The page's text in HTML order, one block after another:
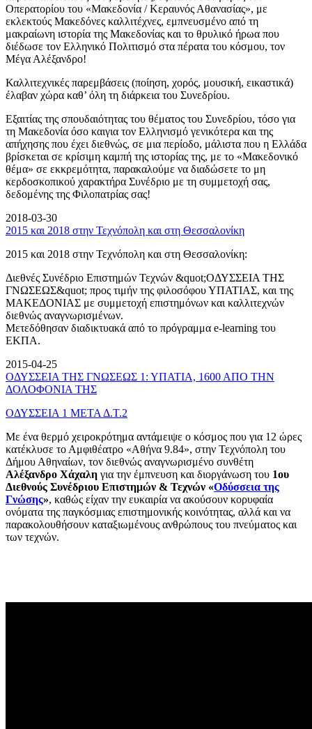
Οπερατορίου του «Μακεδονία / Κεραυνός Αθανασίας», με
εκλεκτούς Μακεδόνες καλλιτέχνες, εμπνευσμένο από τη
μακραίωνη ιστορία της Μακεδονίας και το θρυλικό ήρωα που
διέδωσε τον Ελληνικό Πολιτισμό στα πέρατα του κόσμου, τον
Μέγα Αλέξανδρο!
Καλλιτεχνικές παρεμβάσεις (ποίηση, χορός, μουσική, εικαστικά)
έλαβαν χώρα καθ’ όλη τη διάρκεια του Συνεδρίου.
Εξαιτίας της σπουδαιότητας του θέματος του Συνεδρίου, τόσο για
τη Μακεδονία όσο καιγια τον Ελληνισμό γενικότερα και της
απήχησης που έχει διεθνώς, σε μια περίοδο, μάλιστα που η Ελλάδα
βρίσκεται σε κρίσιμη καμπή της ιστορίας της, με το «Μακεδονικό
θέμα» σε εκκρεμότητα, παρακαλούμε να διαδώσετε το μη
κερδοσκοπικού χαρακτήρα Συνέδριο με τη συμμετοχή σας,
δεδομένης της Φιλοπατρίας σας!
2018-03-30
2015 και 2018 στην Τεχνόπολη και στη Θεσσαλονίκη
2015 και 2018 στην Τεχνόπολη και στη Θεσσαλονίκη:
Διεθνές Συνέδριο Επιστημών Τεχνών &quot;ΟΔΥΣΣΕΙΑ ΤΗΣ
ΓΝΩΣΕΩΣ&quot; προς τιμήν της φιλοσόφου ΥΠΑΤΙΑΣ, και της
ΜΑΚΕΔΟΝΙΑΣ με συμμετοχή επιστημόνων και καλλιτεχνών
διεθνώς αναγνωρισμένων.
Μετεδόθησαν διαδικτυακά από το πρόγραμμα e-learning του
ΕΚΠΑ.
2015-04-25
ΟΔΥΣΣΕΙΑ ΤΗΣ ΓΝΩΣΕΩΣ 1: ΥΠΑΤΙΑ, 1600 ΑΠΟ ΤΗΝ
ΔΟΛΟΦΟΝΙΑ ΤΗΣ
ΟΔΥΣΣΕΙΑ 1 ΜΕΤΑ Δ.Τ.2
Με ένα θερμό χειροκρότημα αντάμειψε ο κόσμος που για 12 ώρες
κατέκλυσε το Αμφιθέατρο «Αθήνα 9.84», στην Τεχνόπολη του
Δήμου Αθηναίων, τον διεθνώς αναγνωρισμένο συνθέτη
Αλέξανδρο Χάχαλη για την έμπνευση και διοργάνωση του 1ου
Διεθνούς Συνέδριου Επιστημών & Τεχνών «Οδύσσεια της
Γνώσης», καθώς είχαν την ευκαιρία να ακούσουν κορυφαία
ονόματα της παγκόσμιας επιστημονικής κοινότητας, αλλά και να
παρακολουθήσουν καταξιωμένους ανθρώπους του πνεύματος και
των τεχνών.